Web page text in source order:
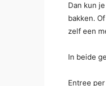
Dan kun
bakken.
zelf een
In beide
Entree